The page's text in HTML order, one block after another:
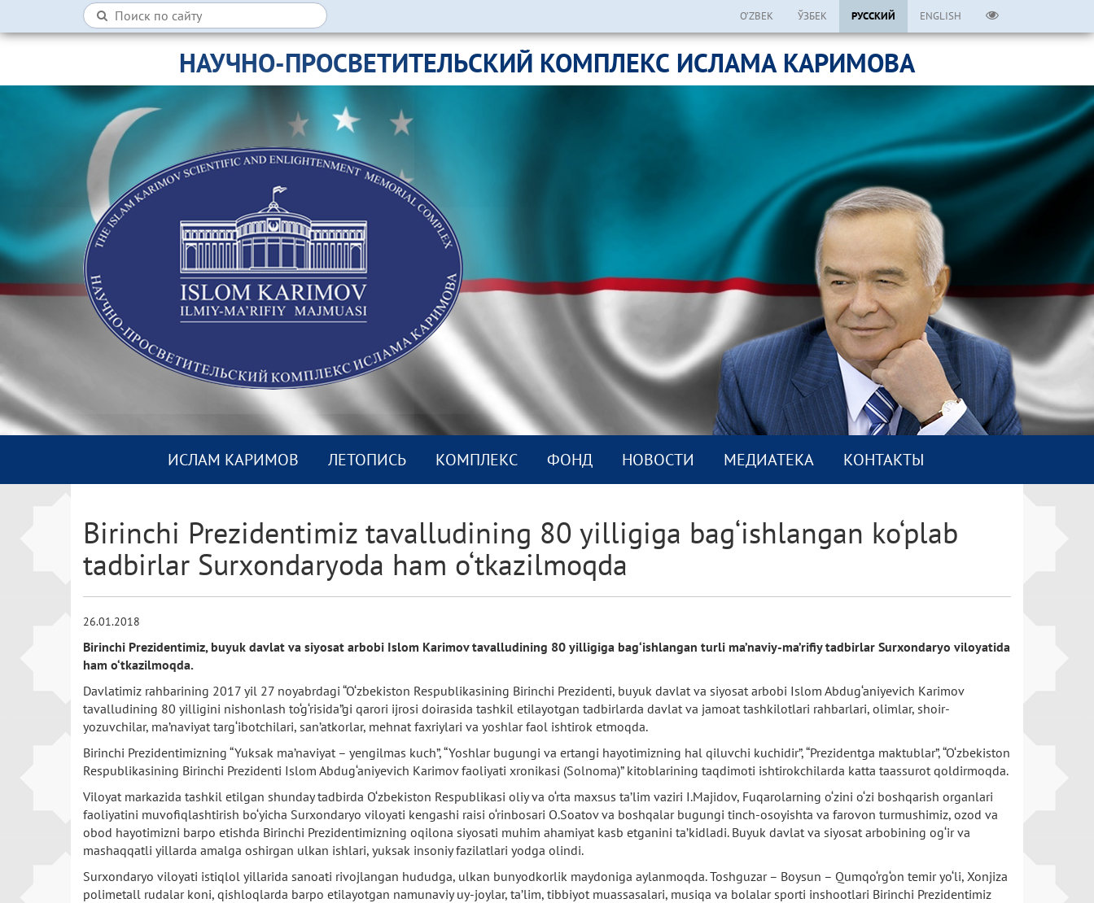
O’ZBEK ЎЗБЕК РУССКИЙ ENGLISH
НАУЧНО-ПРОСВЕТИТЕЛЬСКИЙ КОМПЛЕКС ИСЛАМА КАРИМОВА
ИСЛАМ КАРИМОВ ЛЕТОПИСЬ КОМПЛEКС ФОНД НОВОСТИ МEДИАТEКА КОНТАКТЫ
Birinchi Prezidentimiz tavalludining 80 yilligiga bag‘ishlangan ko‘plab
tadbirlar Surxondaryoda ham o‘tkazilmoqda
26.01.2018
Birinchi Prezidentimiz, buyuk davlat va siyosat arbobi Islom Karimov tavalludining 80 yilligiga bag‘ishlangan turli ma’naviy-ma’rifiy tadbirlar Surxondaryo viloyatida
ham o‘tkazilmoqda.
Davlatimiz rahbarining 2017 yil 27 noyabrdagi “O‘zbekiston Respublikasining Birinchi Prezidenti, buyuk davlat va siyosat arbobi Islom Abdug‘aniyevich Karimov
tavalludining 80 yilligini nishonlash to‘g‘risida”gi qarori ijrosi doirasida tashkil etilayotgan tadbirlarda davlat va jamoat tashkilotlari rahbarlari, olimlar, shoir-
yozuvchilar, ma’naviyat targ‘ibotchilari, san’atkorlar, mehnat faxriylari va yoshlar faol ishtirok etmoqda.
Birinchi Prezidentimizning “Yuksak ma’naviyat – yengilmas kuch”, “Yoshlar bugungi va ertangi hayotimizning hal qiluvchi kuchidir”, “Prezidentga maktublar”, “O‘zbekiston
Respublikasining Birinchi Prezidenti Islom Abdug‘aniyevich Karimov faoliyati xronikasi (Solnoma)” kitoblarining taqdimoti ishtirokchilarda katta taassurot qoldirmoqda.
Viloyat markazida tashkil etilgan shunday tadbirda O‘zbekiston Respublikasi oliy va o‘rta maxsus ta’lim vaziri I.Majidov, Fuqarolarning o‘zini o‘zi boshqarish organlari
faoliyatini muvofiqlashtirish bo‘yicha Surxondaryo viloyati kengashi raisi o‘rinbosari O.Soatov va boshqalar bugungi tinch-osoyishta va farovon turmushimiz, ozod va
obod hayotimizni barpo etishda Birinchi Prezidentimizning oqilona siyosati muhim ahamiyat kasb etganini ta’kidladi. Buyuk davlat va siyosat arbobining og‘ir va
mashaqqatli yillarda amalga oshirgan ulkan ishlari, yuksak insoniy fazilatlari yodga olindi.
Surxondaryo viloyati istiqlol yillarida sanoati rivojlangan hududga, ulkan bunyodkorlik maydoniga aylanmoqda. Toshguzar – Boysun – Qumqo‘rg‘on temir yo‘li, Xonjiza
polimetall rudalar koni, qishloqlarda barpo etilayotgan namunaviy uy-joylar, ta’lim, tibbiyot muassasalari, musiqa va bolalar sporti inshootlari Birinchi Prezidentimiz